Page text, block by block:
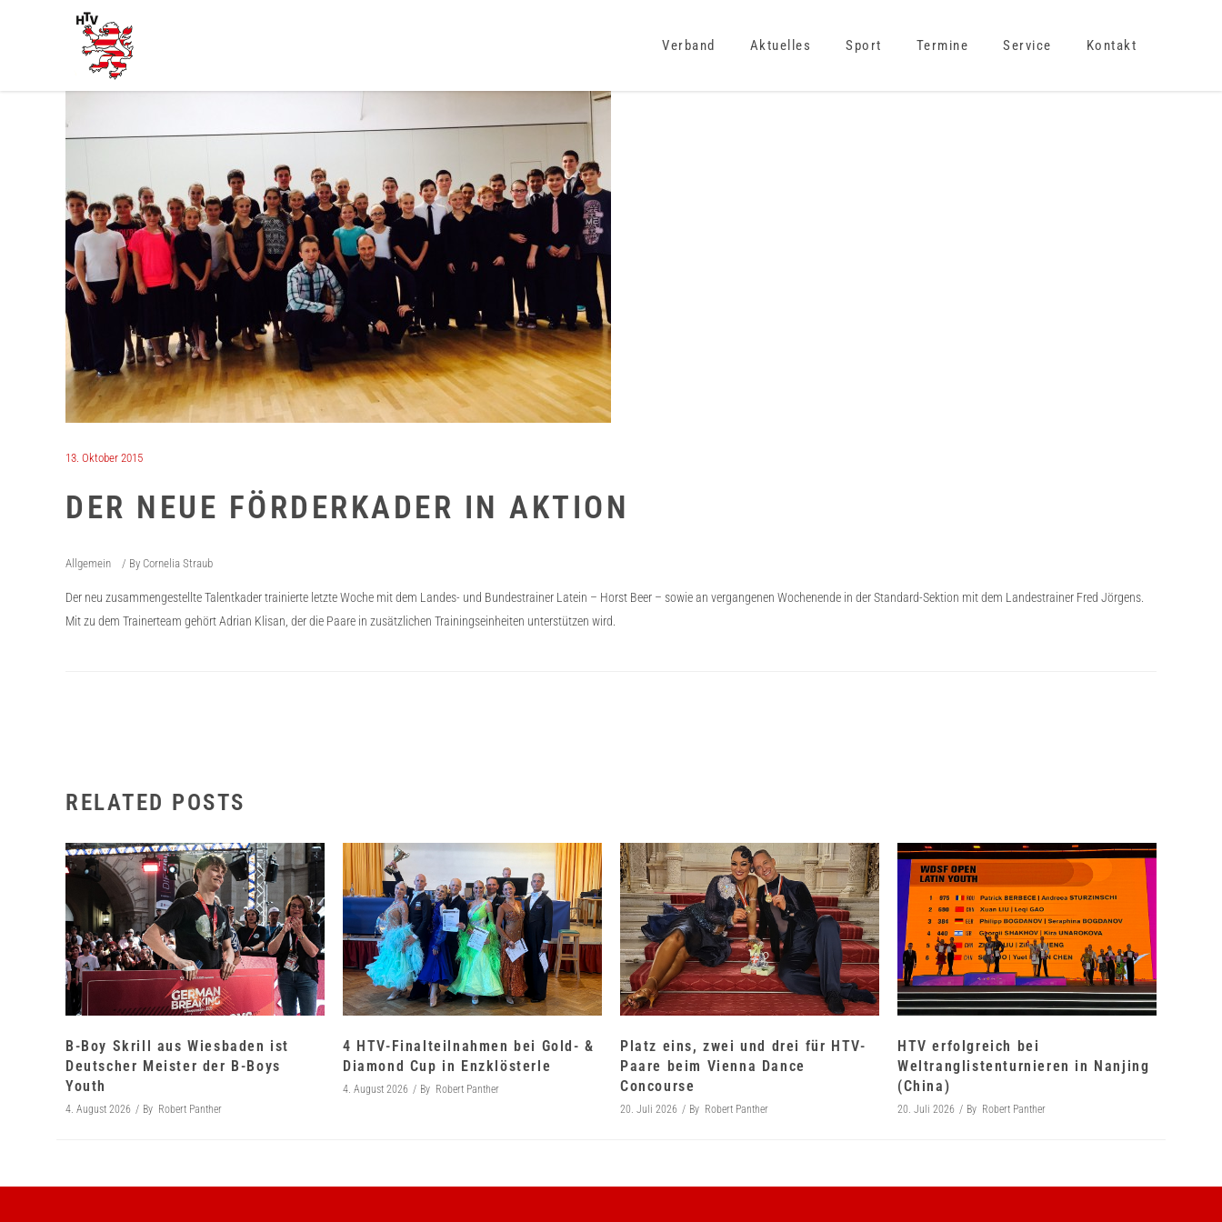
Verband Aktuelles Sport Termine Service Kontakt
13. Oktober 2015
DER NEUE FÖRDERKADER IN AKTION
Allgemein By Cornelia Straub
Der neu zusammengestellte Talentkader trainierte letzte Woche mit dem Landes- und Bundestrainer Latein – Horst Beer – sowie an vergangenen Wochenende in der Standard-Sektion mit dem Landestrainer Fred Jörgens.
Mit zu dem Trainerteam gehört Adrian Klisan, der die Paare in zusätzlichen Trainingseinheiten unterstützen wird.
RELATED POSTS
B-Boy Skrill aus Wiesbaden ist
Deutscher Meister der B-Boys
Youth
4. August 2026 By Robert Panther
4 HTV-Finalteilnahmen bei Gold- &
Diamond Cup in Enzklösterle
4. August 2026 By Robert Panther
Platz eins, zwei und drei für HTV-
Paare beim Vienna Dance
Concourse
20. Juli 2026 By Robert Panther
HTV erfolgreich bei
Weltranglistenturnieren in Nanjing
(China)
20. Juli 2026 By Robert Panther